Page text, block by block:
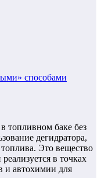
способами
топливном баке без
дегидратора,
Это вещество
в точках
и автохимии для